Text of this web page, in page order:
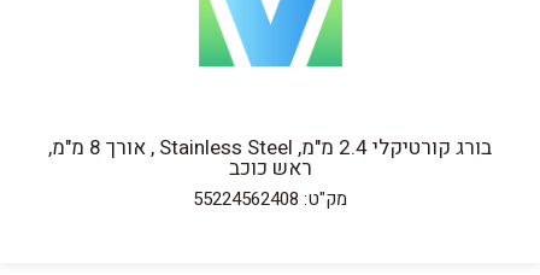
בורג קורטיקלי 2.4 מ"מ, Stainless Steel , אורך 8 מ"מ,
ראש כוכב
מק"ט: 55224562408